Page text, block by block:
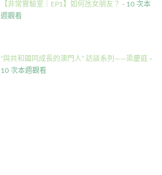
【非常實驗室｜EP1】如何氹女朋友？ - 10 次本
週觀看
“與共和國同成長的澳門人” 訪談系列——梁慶庭 -
10 次本週觀看